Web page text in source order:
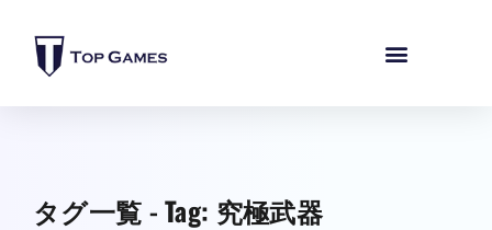
タグ一覧 - Tag: 究極武器